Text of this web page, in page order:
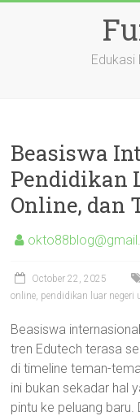
Edukasi
Beasiswa
Pendidikan
Online, dan
October 22, 2025
online, pendidikan luar negeri
Beasiswa
tren Edutech terasa
di timeline teman-
ini bukan sekadar hal
pintu ke peluang